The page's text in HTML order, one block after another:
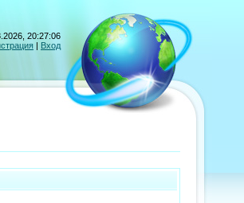
20:27:06
| Вход